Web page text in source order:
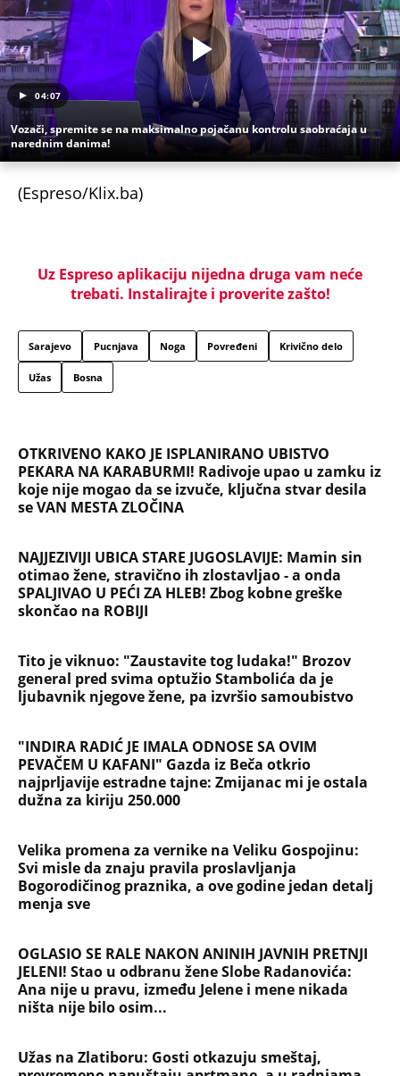
04:07
Vozači, spremite se na maksimalno pojačanu kontrolu saobraćaja u
narednim danima!
(Espreso/Klix.ba)
Uz Espreso aplikaciju nijedna druga vam neće
trebati. Instalirajte i proverite zašto!
Sarajevo Pucnjava Noga Povređeni Krivično delo
Užas Bosna
OTKRIVENO KAKO JE ISPLANIRANO UBISTVO
PEKARA NA KARABURMI! Radivoje upao u zamku iz
koje nije mogao da se izvuče, ključna stvar desila
se VAN MESTA ZLOČINA
NAJJEZIVIJI UBICA STARE JUGOSLAVIJE: Mamin sin
otimao žene, stravično ih zlostavljao - a onda
SPALJIVAO U PEĆI ZA HLEB! Zbog kobne greške
skončao na ROBIJI
Tito je viknuo: "Zaustavite tog ludaka!" Brozov
general pred svima optužio Stambolića da je
ljubavnik njegove žene, pa izvršio samoubistvo
"INDIRA RADIĆ JE IMALA ODNOSE SA OVIM
PEVAČEM U KAFANI" Gazda iz Beča otkrio
najprljavije estradne tajne: Zmijanac mi je ostala
dužna za kiriju 250.000
Velika promena za vernike na Veliku Gospojinu:
Svi misle da znaju pravila proslavljanja
Bogorodičinog praznika, a ove godine jedan detalj
menja sve
OGLASIO SE RALE NAKON ANINIH JAVNIH PRETNJI
JELENI! Stao u odbranu žene Slobe Radanovića:
Ana nije u pravu, između Jelene i mene nikada
ništa nije bilo osim...
Užas na Zlatiboru: Gosti otkazuju smeštaj,